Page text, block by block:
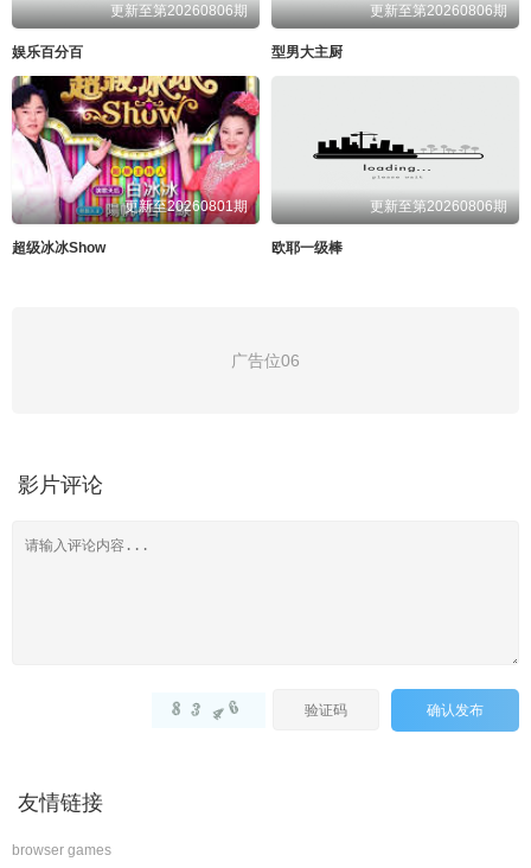
更新至第20260806期
娱乐百分百
更新至第20260806期
型男大主厨
更新至20260801期
超级冰冰Show
更新至第20260806期
欧耶一级棒
广告位06
影片评论
确认发布
友情链接
browser games